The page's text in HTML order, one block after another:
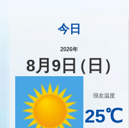
今日
2026年
8月 9 日（日）
現在温度
25℃